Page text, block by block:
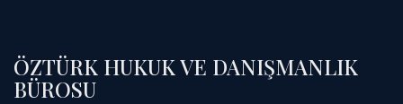
ÖZTÜRK HUKUK VE DANIŞMANLIK
BÜROSU